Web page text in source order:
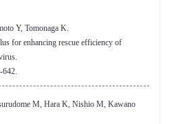
Y, Tomonaga K.
for enhancing rescue efficiency of
M, Hara K, Nishio M, Kawano